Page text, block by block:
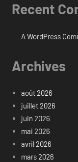
Recent
A WordPress
Archives
août 2026
juillet 2026
juin 2026
mai 2026
avril 2026
mars 2026